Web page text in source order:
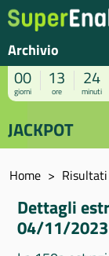
Archivio
00
giorni
13
ore
24
minuti
JACKPOT
Home
Dettagli
04/11/2023